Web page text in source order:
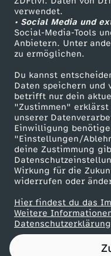
verwendet.
• Social Media und
Social-Media-Tools
Anbietern. Unter
zu ermöglichen.
Du kannst
Daten speichern und
betrifft nur dein
"Zustimmen" erklärst
unserer
Einwilligung
"Einstellungen/
deine Zustimmung
Wirkung für die
widerrufen oder
Hier findest du das
Weitere
L
i
n
k
e
g
e
g
e
ZDF Unternehmen
Karriere
ZDF goes Schule
Werbefernsehen
Mainzelmännchen
Partner